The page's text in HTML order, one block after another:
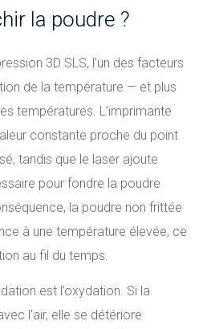
la poudre ?
3D SLS, l’un des facteurs
de la température — et plus
températures. L’imprimante
constante proche du point
tandis que le laser ajoute
pour fondre la poudre
la poudre non frittée
à une température élevée, ce
au fil du temps.
est l’oxydation. Si la
l’air, elle se détériore